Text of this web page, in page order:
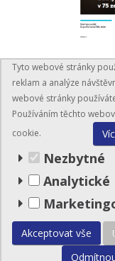
Tyto webové stránky
reklam a analýze
webové stránky
Používáním těchto
cookie.
Nezbytné
Analytické
Akceptovat vše